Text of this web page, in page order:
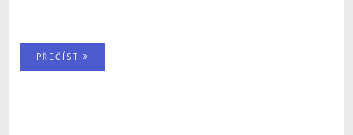
PŘEČÍST